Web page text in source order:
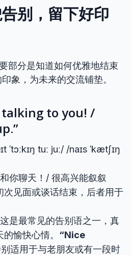
别，留下好印
部分是知道如何优雅地结束
象，为未来的交流铺垫。
talking to you! /
ˈtɔːkɪŋ tuː juː/ /naɪs ˈkætʃɪŋ
你聊天！/ 很高兴能叙叙
次见面或谈话结束，后者用于
这是最常见的告别语之一，真
愉快心情。 “Nice
适用于与老朋友或有一段时